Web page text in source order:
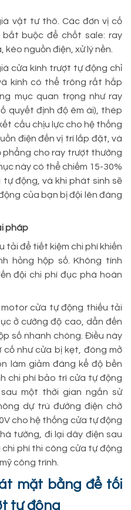
vật tư thô. Các đơn vị cố
buộc để chốt sale: ray
nguồn điện, xử lý nền.
cửa kính trượt tự động chỉ
kính có thể trông rất hấp
mục quan trọng như ray
quyết định độ êm ái), thép
cấu chịu lực cho hệ thống
điện đến vị trí lắp đặt, và
phẳng cho ray trượt thường
này có thể chiếm 15-30%
động, và khi phát sinh sẽ
của bạn bị đội lên đáng
pháp
tải để tiết kiệm chi phí khiến
hỏng hộp số. Không tính
đội chi phí đục phá hoàn
cửa tự động thiếu tải
ở cường độ cao, dẫn đến
số nhanh chóng. Điều này
cố như cửa bị kẹt, đóng mở
làm giảm đáng kể độ bền
chi phí bảo trì cửa tự động
một thời gian ngắn sử
dự trù đường điện chờ
cho hệ thống cửa tự động
tường, đi lại dây điện sau
phí thi công cửa tự động
công trình.
mặt bằng để tối
tự động